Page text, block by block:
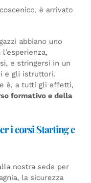
è arrivato
abbiano uno
e stringersi in un
e gli istruttori.
è, a tutti gli effetti,
formativo e della
i corsi Starting e
nostra sede per
la sicurezza